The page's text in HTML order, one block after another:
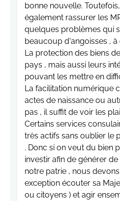
bonne nouvelle.
également rassurer les
quelques problèmes qui
beaucoup d'angoisses ,
La protection des biens
pays , mais aussi leurs
pouvant les mettre en
La facilitation numérique
actes de naissance ou
pas , il suffit de voir les
Certains services
très actifs sans oublier le
. Donc si on veut du bien
investir afin de générer
notre patrie , nous
exception écouter sa
ou citoyens ) et agir